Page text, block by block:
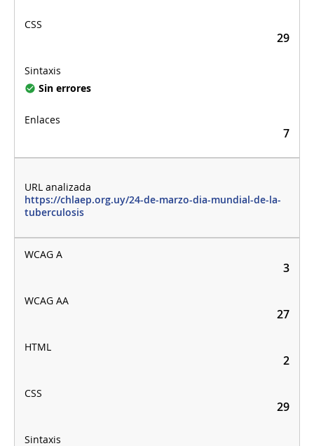
29
Sin errores
7
https://chlaep.org.uy/24-de-marzo-dia-mundial-de-la-
tuberculosis
3
27
2
29